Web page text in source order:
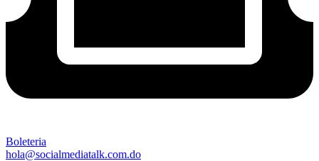
Boleteria
hola@socialmediatalk.com.do